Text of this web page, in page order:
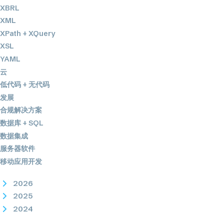
XBRL
XML
XPath + XQuery
XSL
YAML
云
低代码 + 无代码
发展
合规解决方案
数据库 + SQL
数据集成
服务器软件
移动应用开发
2026
2025
2024